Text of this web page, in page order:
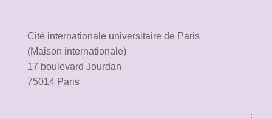
Cité internationale universitaire de Paris
(Maison internationale)
17 boulevard Jourdan
75014 Paris